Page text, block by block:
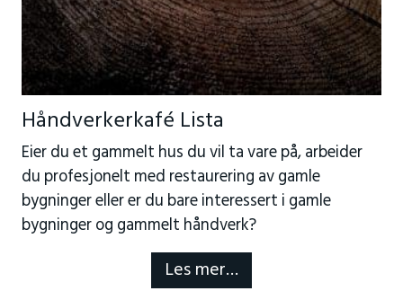
Håndverkerkafé Lista
Eier du et gammelt hus du vil ta vare på, arbeider
du profesjonelt med restaurering av gamle
bygninger eller er du bare interessert i gamle
bygninger og gammelt håndverk?
Les mer…